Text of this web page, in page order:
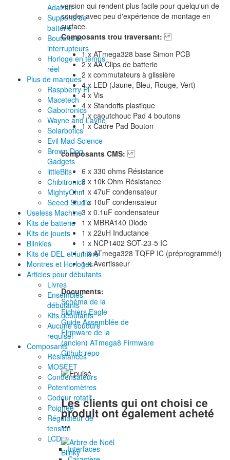
Adafruit
Supports de
batterie
Boutons et
interrupteurs
Horloge en temps
réel
Plus de marques
Raspberry Pi
Macetech
Gabotronics
Wayne and Layne
Solarbotics
Evil Mad Science
Brown Dog
Gadgets
littleBits
Chibitronics
MightyOhm
Seeed Studio
Useless Machine
Kits de batterie
Kits de jouets
Blinkies
Kits de DEL et lumière
Montres et Horloges
Articles pour débutants
Livres
Ensembles
débutants
Kits débutants
Aucune soudure
requise!
Composants
Résistances
MOSFET
Condensateurs
Potentiomètres
Codeur rotatif
Poignée
Régulateur de
tension
LCD
Interfaces
version qui rendent plus facile pour quelqu'un de
souder avec peu d'expérience de montage en
surface.
Composants trou traversant:
1 x ATmega328 base Simon PCB
2 x AA Clips de batterie
2 x commutateurs à glissière
4 x LED (Jaune, Bleu, Rouge, Vert)
4 x Vis
4 x Standoffs plastique
1 x caoutchouc Pad 4 boutons
1 x Cadre Pad Bouton
composants CMS:
6 x 330 ohms Résistance
3 x 10k Ohm Résistance
1 x 47uF condensateur
1 x 10uF condensateur
3 x 0.1uF condensateur
1 x MBRA140 Diode
1 x 22uH Inductance
1 x NCP1402 SOT-23-5 IC
1 x ATmega328 TQFP IC (préprogrammé!)
1 x Avertisseur
Documents:
Schéma de la
Fichiers Eagle
Guide Assemblée de
Firmware de la
(ancien) ATmega8 Firmware
Github repo
Les clients qui ont choisi ce
produit ont également acheté
...